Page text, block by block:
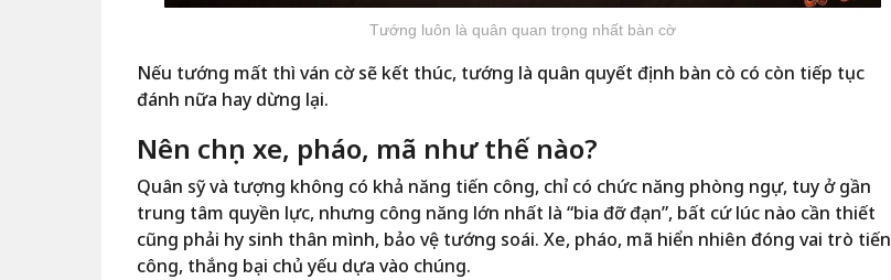
Tướng luôn là quân quan trọng nhất bàn cờ
Nếu tướng mất thì ván cờ sẽ kết thúc, tướng là quân quyết định bàn cò có còn tiếp tục
đánh nữa hay dừng lại.
Nên chọn xe, pháo, mã như thế nào?
Quân sỹ và tượng không có khả năng tiến công, chỉ có chức năng phòng ngự, tuy ở gần
trung tâm quyền lực, nhưng công năng lớn nhất là “bia đỡ đạn”, bất cứ lúc nào cần thiết
cũng phải hy sinh thân mình, bảo vệ tướng soái. Xe, pháo, mã hiển nhiên đóng vai trò tiến
công, thắng bại chủ yếu dựa vào chúng.